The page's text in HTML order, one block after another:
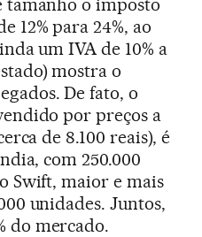
tamanho o imposto
12% para 24%, ao
um IVA de 10% a
mostra o
De fato, o
por preços a
de 8.100 reais), é
com 250.000
Swift, maior e mais
unidades. Juntos,
do mercado.